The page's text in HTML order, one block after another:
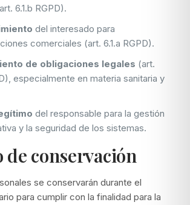
6.1.b RGPD).
del interesado para
comerciales (art. 6.1.a RGPD).
de obligaciones legales (art.
especialmente en materia sanitaria y
del responsable para la gestión
y la seguridad de los sistemas.
de conservación
se conservarán durante el
para cumplir con la finalidad para la